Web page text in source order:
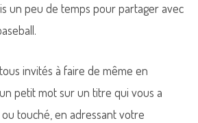
un peu de temps pour partager avec
invités à faire de même en
petit mot sur un titre qui vous a
touché, en adressant votre